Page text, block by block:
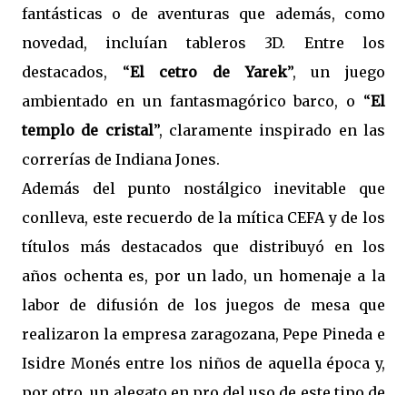
fantásticas o de aventuras que además, como
novedad, incluían tableros 3D. Entre los
destacados, “El cetro de Yarek”, un juego
ambientado en un fantasmagórico barco, o “El
templo de cristal”, claramente inspirado en las
correrías de Indiana Jones.
Además del punto nostálgico inevitable que
conlleva, este recuerdo de la mítica CEFA y de los
títulos más destacados que distribuyó en los
años ochenta es, por un lado, un homenaje a la
labor de difusión de los juegos de mesa que
realizaron la empresa zaragozana, Pepe Pineda e
Isidre Monés entre los niños de aquella época y,